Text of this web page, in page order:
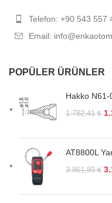
Telefon: +90 543 557
Email:
POPÜLER ÜRÜNLER
Hakko
1.782,41₺
AT8800L
3.861,89₺